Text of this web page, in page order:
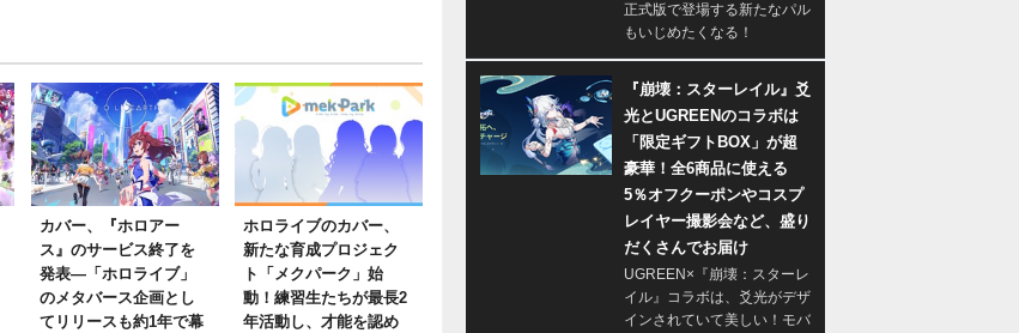
カバー、『ホロアー
ス』のサービス終了を
発表―「ホロライブ」
のメタバース企画とし
てリリースも約1年で幕
ホロライブのカバー、
新たな育成プロジェク
ト「メクパーク」始
動！練習生たちが最長2
年活動し、才能を認め
正式版で登場する新たなパル
もいじめたくなる！
『崩壊：スターレイル』爻
光とUGREENのコラボは
「限定ギフトBOX」が超
豪華！全6商品に使える
5％オフクーポンやコスプ
レイヤー撮影会など、盛り
だくさんでお届け
UGREEN×『崩壊：スターレ
イル』コラボは、爻光がデザ
インされていて美しい！モバ